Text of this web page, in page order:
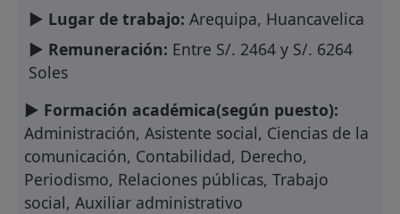
► Lugar de trabajo: Arequipa, Huancavelica
► Remuneración: Entre S/. 2464 y S/. 6264
Soles
► Formación académica(según puesto):
Administración, Asistente social, Ciencias de la
comunicación, Contabilidad, Derecho,
Periodismo, Relaciones públicas, Trabajo
social, Auxiliar administrativo